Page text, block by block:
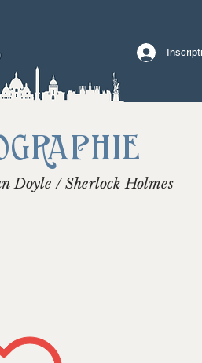
Doyle / Sherlock Holmes